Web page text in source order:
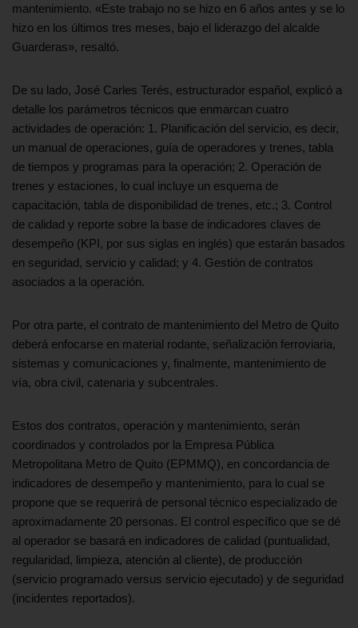
mantenimiento. «Este trabajo no se hizo en 6 años antes y se lo
hizo en los últimos tres meses, bajo el liderazgo del alcalde
Guarderas», resaltó.
De su lado, José Carles Terés, estructurador español, explicó a
detalle los parámetros técnicos que enmarcan cuatro
actividades de operación: 1. Planificación del servicio, es decir,
un manual de operaciones, guía de operadores y trenes, tabla
de tiempos y programas para la operación; 2. Operación de
trenes y estaciones, lo cual incluye un esquema de
capacitación, tabla de disponibilidad de trenes, etc.; 3. Control
de calidad y reporte sobre la base de indicadores claves de
desempeño (KPI, por sus siglas en inglés) que estarán basados
en seguridad, servicio y calidad; y 4. Gestión de contratos
asociados a la operación.
Por otra parte, el contrato de mantenimiento del Metro de Quito
deberá enfocarse en material rodante, señalización ferroviaria,
sistemas y comunicaciones y, finalmente, mantenimiento de
vía, obra civil, catenaria y subcentrales.
Estos dos contratos, operación y mantenimiento, serán
coordinados y controlados por la Empresa Pública
Metropolitana Metro de Quito (EPMMQ), en concordancia de
indicadores de desempeño y mantenimiento, para lo cual se
propone que se requerirá de personal técnico especializado de
aproximadamente 20 personas. El control específico que se dé
al operador se basará en indicadores de calidad (puntualidad,
regularidad, limpieza, atención al cliente), de producción
(servicio programado versus servicio ejecutado) y de seguridad
(incidentes reportados).